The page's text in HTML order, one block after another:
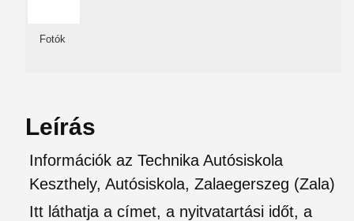
Fotók
Leírás
Információk az Technika Autósiskola
Keszthely, Autósiskola, Zalaegerszeg (Zala)
Itt láthatja a címet, a nyitvatartási időt, a